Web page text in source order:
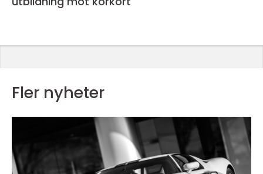
Fler nyheter